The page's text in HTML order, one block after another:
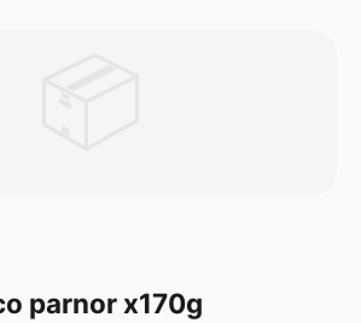
parnor x170g